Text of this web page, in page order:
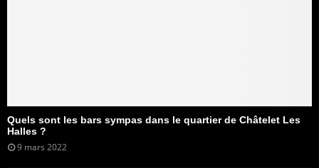
Quels sont les bars sympas dans le quartier de Châtelet Les
Halles ?
9 mars 2022